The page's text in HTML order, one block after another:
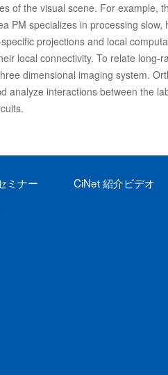
of the visual scene. For example,
PM specializes in processing slow,
projections and local
local connectivity. To relate long-
dimensional imaging system.
analyze interactions between the
ミナー
CiNet紹介ビデオ